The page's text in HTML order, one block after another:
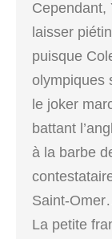
Cependant,
laisser
puisque
olympiques
le joker
battant
à la barbe
Saint-
La petite